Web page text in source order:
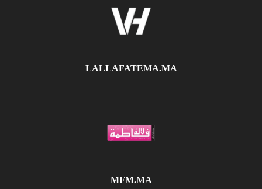
LALLAFATEMA.MA
MFM.MA